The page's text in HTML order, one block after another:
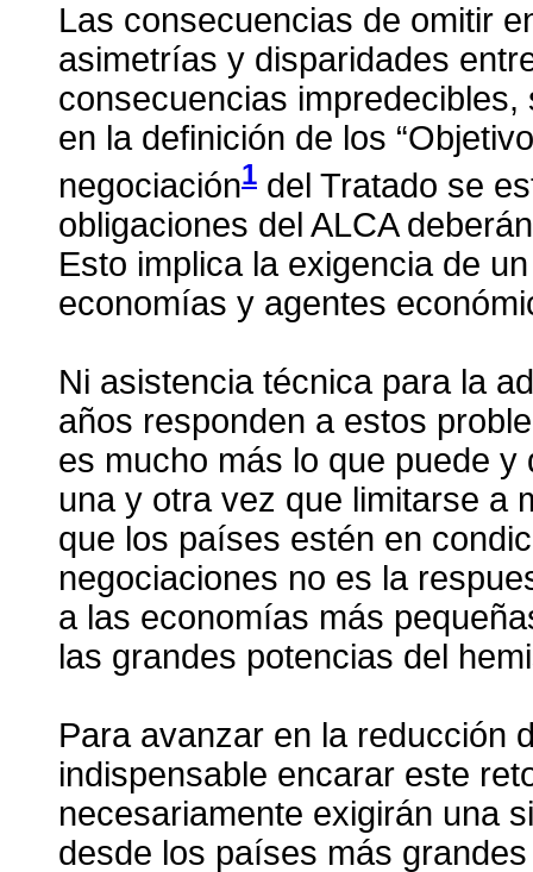
Las consecuencias de omitir
asimetrías y disparidades
consecuencias
en la definición de los
negociación1 del Tratado se
obligaciones del ALCA
Esto implica la exigencia de
economías y agentes
Ni asistencia técnica para la
años responden a estos
es mucho más lo que puede
una y otra vez que limitarse a
que los países estén en
negociaciones no es la
a las economías más
las grandes potencias del
Para avanzar en la reducción
indispensable encarar este
necesariamente exigirán una
desde los países más